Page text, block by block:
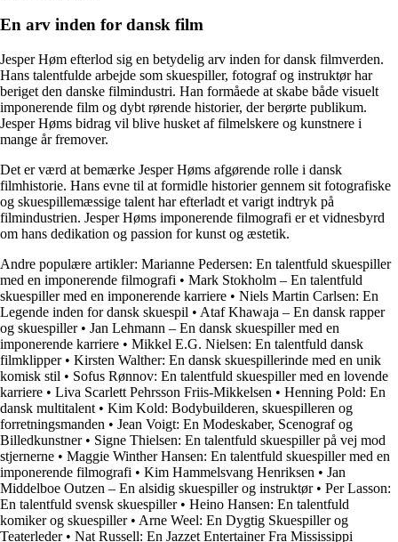
En arv inden for dansk film
Jesper Høm efterlod sig en betydelig arv inden for dansk filmverden.
Hans talentfulde arbejde som skuespiller, fotograf og instruktør har
beriget den danske filmindustri. Han formåede at skabe både visuelt
imponerende film og dybt rørende historier, der berørte publikum.
Jesper Høms bidrag vil blive husket af filmelskere og kunstnere i
mange år fremover.
Det er værd at bemærke Jesper Høms afgørende rolle i dansk
filmhistorie. Hans evne til at formidle historier gennem sit fotografiske
og skuespillemæssige talent har efterladt et varigt indtryk på
filmindustrien. Jesper Høms imponerende filmografi er et vidnesbyrd
om hans dedikation og passion for kunst og æstetik.
Andre populære artikler: Marianne Pedersen: En talentfuld skuespiller
med en imponerende filmografi • Mark Stokholm – En talentfuld
skuespiller med en imponerende karriere • Niels Martin Carlsen: En
Legende inden for dansk skuespil • Ataf Khawaja – En dansk rapper
og skuespiller• Jan Lehmann – En dansk skuespiller med en
imponerende karriere • Mikkel E.G. Nielsen: En talentfuld dansk
filmklipper• Kirsten Walther: En dansk skuespillerinde med en unik
komisk stil • Sofus Rønnov: En talentfuld skuespiller med en lovende
karriere • Liva Scarlett Pehrsson Friis-Mikkelsen • Henning Pold: En
dansk multitalent • Kim Kold: Bodybuilderen, skuespilleren og
forretningsmanden • Jean Voigt: En Modeskaber, Scenograf og
Billedkunstner• Signe Thielsen: En talentfuld skuespiller på vej mod
stjernerne • Maggie Winther Hansen: En talentfuld skuespiller med en
imponerende filmografi • Kim Hammelsvang Henriksen • Jan
Middelboe Outzen – En alsidig skuespiller og instruktør• Per Lasson:
En talentfuld svensk skuespiller• Heino Hansen: En talentfuld
komiker og skuespiller• Arne Weel: En Dygtig Skuespiller og
Teaterleder• Nat Russell: En Jazzet Entertainer Fra Mississippi